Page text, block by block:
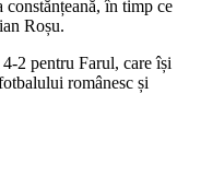
în timp ce
Roșu.
2 pentru Farul, care își
românesc și